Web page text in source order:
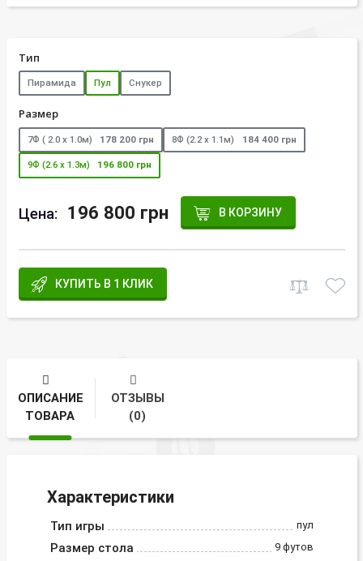
Тип
Пирамида Пул Снукер
Размер
7Ф ( 2.0 х 1.0м) 178 200 грн 8Ф (2.2 х 1.1м) 184 400 грн
9Ф (2.6 х 1.3м) 196 800 грн
Цена: 196 800 грн В КОРЗИНУ
КУПИТЬ В 1 КЛИК
ОПИСАНИЕ
ТОВАРА
ОТЗЫВЫ
(0)
Характеристики
Тип игры пул
Размер стола 9 футов